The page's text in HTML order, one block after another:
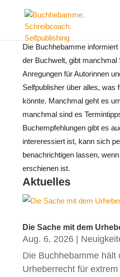
Die Buchhebamme
der Buchwelt, gibt manchmal
Anregungen für Autorinnen
Selfpublisher über alles, was
könnte. Manchmal geht es
manchmal sind es
Buchempfehlungen gibt es
intereressiert ist, kann sich
benachrichtigen lassen,
erschienen ist.
Aktuelles
Die Sache mit dem
Aug. 6, 2026|
Die Buchhebamme hält
Urheberrecht für